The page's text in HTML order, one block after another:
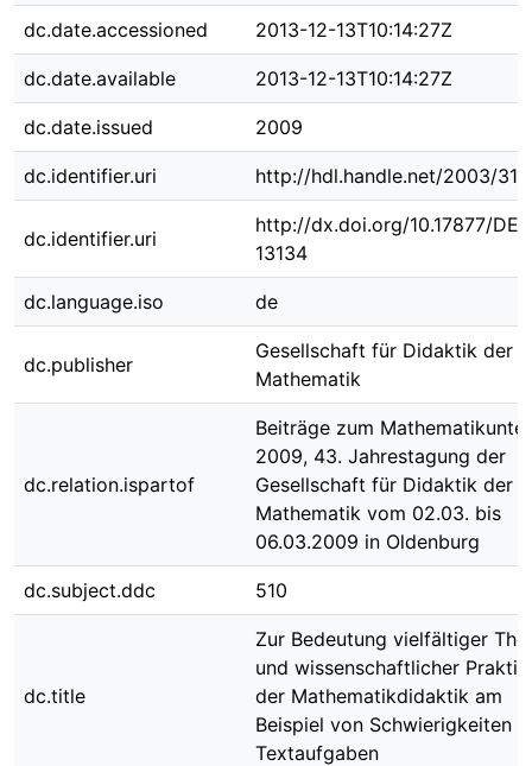
dc.date.accessioned 2013-12-13T10:14:27Z
dc.date.available 2013-12-13T10:14:27Z
dc.date.issued 2009
dc.identifier.uri http://hdl.handle.net/2003/
dc.identifier.uri
http://dx.doi.org/10.17877/
13134
dc.language.iso de
dc.publisher
Gesellschaft für Didaktik der
Mathematik
dc.relation.ispartof
Beiträge zum
2009, 43. Jahrestagung der
Gesellschaft für Didaktik der
Mathematik vom 02.03. bis
06.03.2009 in Oldenburg
dc.subject.ddc 510
dc.title
Zur Bedeutung vielfältiger
und wissenschaftlicher
der Mathematikdidaktik am
Beispiel von Schwierigkeiten
Textaufgaben